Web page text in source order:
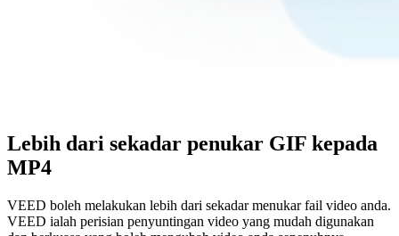
Lebih dari sekadar penukar GIF kepada
MP4
VEED boleh melakukan lebih dari sekadar menukar fail video anda.
VEED ialah perisian penyuntingan video yang mudah digunakan